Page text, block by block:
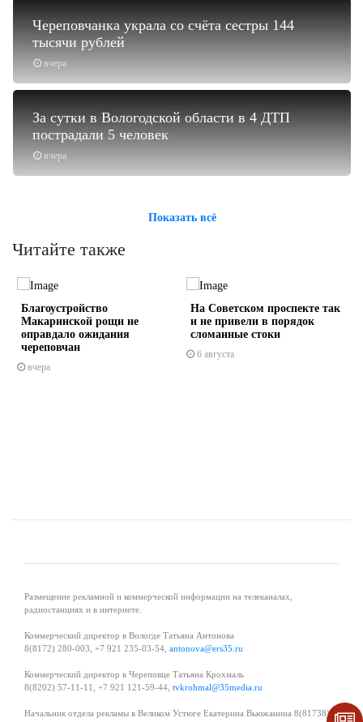
вчера
Череповчанка украла со счёта сестры 144
тысячи рублей
вчера
За сутки в Вологодской области в 4 ДТП
пострадали 5 человек
Показать всё
Читайте также
Благоустройство
Макаринской рощи не
оправдало ожидания
череповчан
вчера
На Советском проспекте так
и не привели в порядок
сломанные стоки
6 августа
Размещение рекламной и коммерческой информации на телеканалах,
радиостанциях и в интернете.
Коммерческий директор в Вологде Татьяна Антонова
8(8172) 280-003, +7 921 235-03-54, antonova@ers35.ru
Коммерческий директор в Череповце Татьяна Крохмаль
8(8202) 57-11-11, +7 921 121-59-44, tvkrohmal@35media.ru
Начальник отдела рекламы в Великом Устюге Екатерина Вьюжанина 8(81738)